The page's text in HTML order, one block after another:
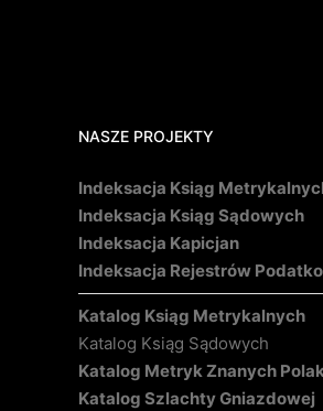
NASZE PROJEKTY
Indeksacja Ksiąg
Indeksacja Ksiąg Sądowych
Indeksacja Kapicjan
Indeksacja Rejestrów
Katalog Ksiąg Metrykalnych
Katalog Ksiąg Sądowych
Katalog Metryk Znanych
Katalog Szlachty Gniazdowej